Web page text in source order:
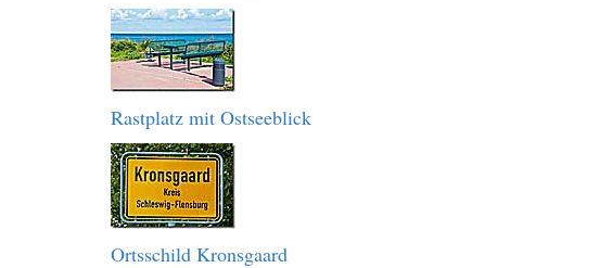
Rastplatz mit Ostseeblick
Ortsschild Kronsgaard